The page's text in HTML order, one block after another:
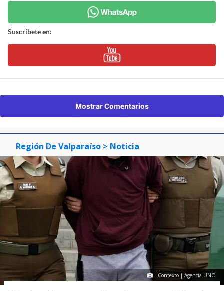
Suscríbete en:
Mostrar Comentarios
Región De Valparaíso > Noticia
Contexto | Agencia UNO